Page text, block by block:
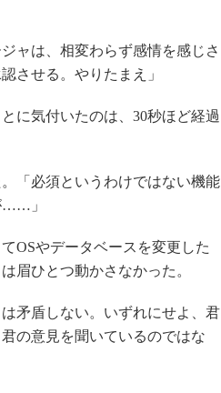
ャは、相変わらず感情を感じさ
させる。やりたまえ」
に気付いたのは、30秒ほど経過
「必須というわけではない機能
……」
OSやデータベースを変更した
眉ひとつ動かさなかった。
矛盾しない。いずれにせよ、君
の意見を聞いているのではな